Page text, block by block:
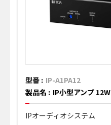
型番 : IP-A1PA12
製品名 : IP小型アンプ 12W
IPオーディオシステム